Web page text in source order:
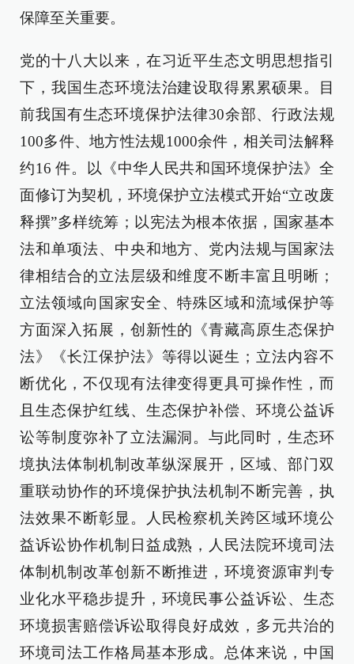
保障至关重要。
党的十八大以来，在习近平生态文明思想指引
下，我国生态环境法治建设取得累累硕果。目
前我国有生态环境保护法律30余部、行政法规
100多件、地方性法规1000余件，相关司法解释
约16 件。以《中华人民共和国环境保护法》全
面修订为契机，环境保护立法模式开始“立改废
释撰”多样统筹；以宪法为根本依据，国家基本
法和单项法、中央和地方、党内法规与国家法
律相结合的立法层级和维度不断丰富且明晰；
立法领域向国家安全、特殊区域和流域保护等
方面深入拓展，创新性的《青藏高原生态保护
法》《长江保护法》等得以诞生；立法内容不
断优化，不仅现有法律变得更具可操作性，而
且生态保护红线、生态保护补偿、环境公益诉
讼等制度弥补了立法漏洞。与此同时，生态环
境执法体制机制改革纵深展开，区域、部门双
重联动协作的环境保护执法机制不断完善，执
法效果不断彰显。人民检察机关跨区域环境公
益诉讼协作机制日益成熟，人民法院环境司法
体制机制改革创新不断推进，环境资源审判专
业化水平稳步提升，环境民事公益诉讼、生态
环境损害赔偿诉讼取得良好成效，多元共治的
环境司法工作格局基本形成。总体来说，中国